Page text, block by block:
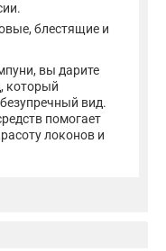
блестящие и
вы дарите
который
вид.
помогает
локонов и